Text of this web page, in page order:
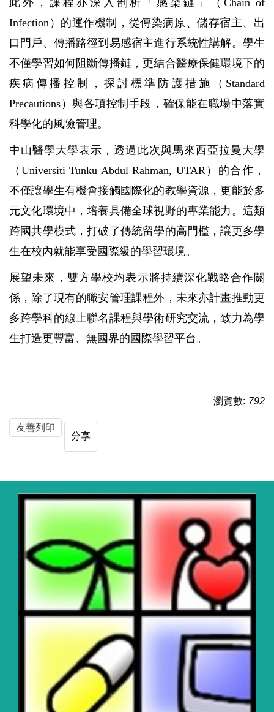
Infection ）的運作機制，從傳染病原、儲存宿主、出
口門戶、傳播路徑到易感宿主進行系統性講解。學生
不僅學習如何阻斷傳播鏈，更結合醫療保健環境下的
疾病傳播控制，探討標準防護措施（ Standard
Precautions ）與各項控制手段，確保能在職場中落實
科學化的風險管理。
中山醫學大學表示，透過此次與馬來西亞拉曼大學
（ Universiti Tunku Abdul Rahman, UTAR ）的合作，
不僅讓學生有機會接觸國際化的教學資源，更能於多
元文化環境中，培養具備全球視野的專業能力。這類
跨國共學模式，打破了傳統留學的高門檻，讓更多學
生在校內就能享受國際級的學習環境。
展望未來，雙方學校均表示將持續深化戰略合作關
係，除了現有的職安管理課程外，未來亦計畫推動更
多跨學科的線上聯名課程與學術研究交流，致力為學
生打造更豐富、無國界的國際學習平台。
瀏覽數: 792
友善列印
分享